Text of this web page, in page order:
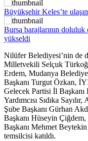
Büyükşehir Keles’te
Bursa barajlarının doluluk
yükseldi
Nilüfer Belediyesi’nin de
Milletvekili Selçuk
Erdem, Mudanya
Başkanı Turgut Özkan,
Gelecek Partisi İl
Yardımcısı Sıdıka
Şube Başkanı Gürhan
Başkanı Hüseyin
Başkanı Mehmet
temsilcisi katıldı.